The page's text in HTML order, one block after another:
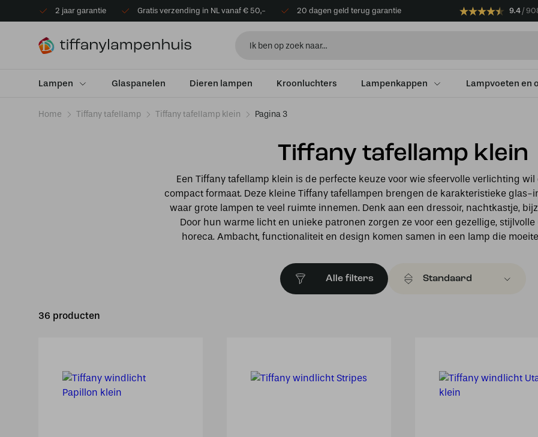
2 jaar garantie Gratis verzending in NL vanaf € 50,- 20 dagen geld terug garantie 9.4
Lampen Glaspanelen Dieren lampen Kroonluchters Lampenkappen Lampvoeten en
Home Tiffany tafellamp Tiffany tafellamp klein Pagina 3
Tiffany tafellamp klein
Een Tiffany tafellamp klein is de perfecte keuze voor wie sfeervolle verlichting
compact formaat. Deze kleine Tiffany tafellampen brengen de karakteristieke
waar grote lampen te veel ruimte innemen. Denk aan een dressoir, nachtkastje,
Door hun warme licht en unieke patronen zorgen ze voor een gezellige,
horeca. Ambacht, functionaliteit en design komen samen in een lamp die
Alle filters
36 producten